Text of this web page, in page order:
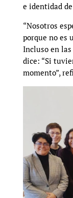
e identidad
“Nosotros
porque no es
Incluso en las
dice: “Si
momento”,